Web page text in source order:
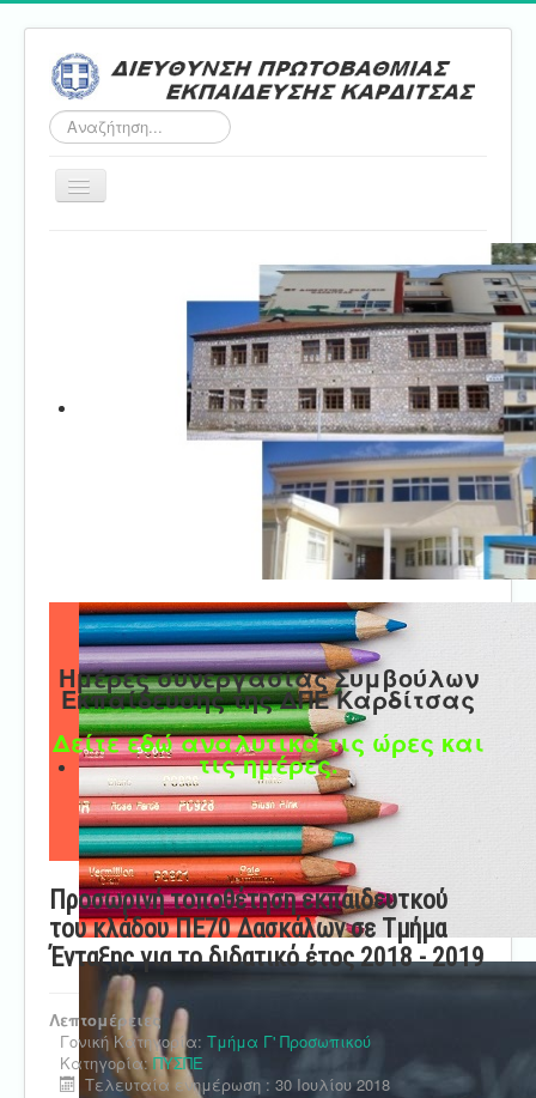
Αναζήτηση...
Εναλλαγή
Ημέρες συνεργασίας Συμβούλων
Εκπαίδευσης της ΔΠΕ Καρδίτσας
Δείτε εδώ αναλυτικά τις ώρες και
τις ημέρες.
Προσωρινή τοποθέτηση εκπαιδευτκού
του κλάδου ΠΕ70 Δασκάλων σε Τμήμα
Ένταξης για το διδατικό έτος 2018 - 2019
Λεπτομέρειες
Γονική Κατηγορία: Τμήμα Γ' Προσωπικού
Κατηγορία:ΠΥΣΠΕ
Τελευταία ενημέρωση : 30 Ιουλίου 2018